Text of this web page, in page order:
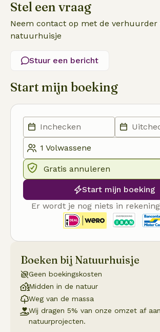
Stel een vraag
Neem contact op met de verhuurder
natuurhuisje
Stuur een bericht
Start mijn boeking
Gratis annuleren
Start mijn boeking
Er wordt je nog niets in
Boeken bij Natuurhuisje
Geen boekingskosten
Midden in de natuur
Weg van de massa
Wij dragen 5% van onze omzet af
natuurprojecten.